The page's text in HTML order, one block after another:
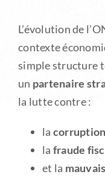
L’évolution de
contexte
simple structure
un partenaire
la lutte contre :
la corruption
la fraude
et la